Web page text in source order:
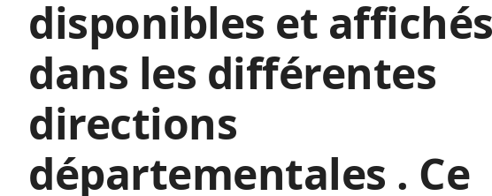
disponibles et
dans les différentes
directions
départementales . Ce